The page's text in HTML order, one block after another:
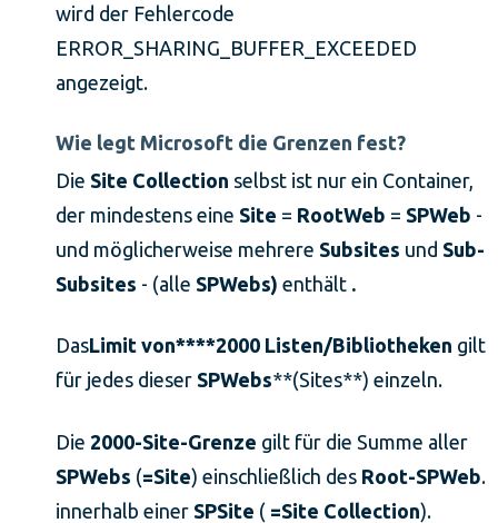
wird der Fehlercode
ERROR_SHARING_BUFFER_EXCEEDED
angezeigt.
Wie legt Microsoft die Grenzen fest?
Die Site Collection selbst ist nur ein Container,
der mindestens eine Site = RootWeb = SPWeb -
und möglicherweise mehrere Subsites und Sub-
Subsites - (alle SPWebs) enthält .
DasLimit von****2000 Listen/Bibliotheken gilt
für jedes dieser SPWebs**(Sites**) einzeln.
Die 2000-Site-Grenze gilt für die Summe aller
SPWebs (=Site) einschließlich des Root-SPWeb.
innerhalb einer SPSite ( =Site Collection).